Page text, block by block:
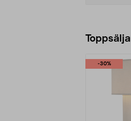
-30%